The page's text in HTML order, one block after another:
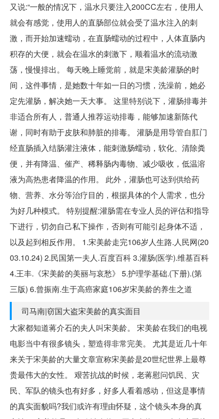
又说:“一般的情况下，温水只要注入200CC左右，使用人
就会有感觉，使用人的直肠部位就会受了温水注入的刺
激，而开始加速蠕动，在直肠蠕动的过程中，人体直肠内
积存的大便，就会在温水的刺激下，顺着温水的流动激
荡，慢慢排出。 每天晚上睡觉前，就是宋美龄灌肠的时
间，这件事情，是她数十年如一日的习惯，洗澡前，她必
定先灌肠，解决她一天大事。 这里特别说下，灌肠排毒并
非适合所有人，普通人推荐运动排毒，能够加速新陈代
谢，同时有助于皮肤和肺脏的排毒。 灌肠是用导管自肛门
经直肠插入结肠灌注液体，能刺激肠蠕动，软化、清除粪
便，并有降温、催产、稀释肠内毒物、减少吸收，低温溶
液为高热患者降温的作用。 此外，灌肠也可达到供给药
物、营养、水分等治疗目的，根据具体的个人需求，也分
为好几种模式。 特别提醒:灌肠需在专业人员的评估和指导
下进行，切勿自己私下操作，否则有可能引起身体不适，
以及起到相反作用。 1.宋美龄走完106岁人生路.人民网(20
03.10.24) 2.民国第一夫人.百度百科 3.灌肠(医学).维基百科
4.王丰.《宋美龄的美丽与哀愁》 5.护理学基础.(下册).(第
三版) 6.曾振南.生于高癌家庭106岁宋美龄的养生之道
司马南|窃国大盗宋美龄的真实面目
大家都知道蒋介石的夫人叫宋美龄。 宋美龄在我们的电视
电影当中有很多镜头，塑造得非常完美。 尤其是近几十年
来关于宋美龄的大量文章宣称宋美龄是20世纪世界上最尊
贵最伟大的女性。 艰苦抗战的时候，老蒋慰问饥民、灾
民、军队的镜头也有好多，好多人看着感动，但这是事情
的真实面貌吗?我们或许有理由怀疑，这个镜头本身的真